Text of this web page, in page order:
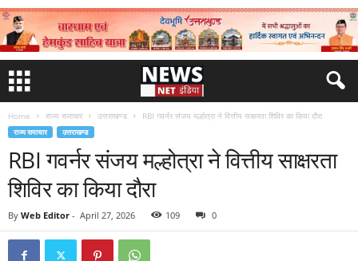
Home राज्य समाचार उत्तराखण्ड RBI गवर्नर संजय मल्होत्रा ने वित्तीय साक्षरता शिविर का किया दौरा
राज्य समाचार उत्तराखण्ड
RBI गवर्नर संजय मल्होत्रा ने वित्तीय साक्षरता
शिविर का किया दौरा
By Web Editor - April 27, 2026 109 0